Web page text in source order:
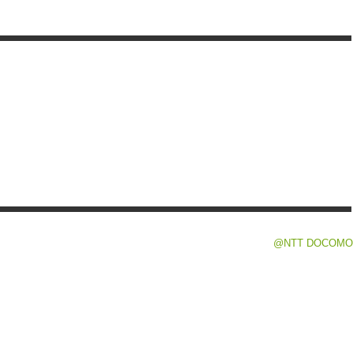
@NTT DOCOMO